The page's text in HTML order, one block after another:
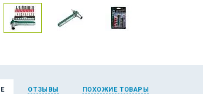
ОТЗЫВЫ ПОХОЖИЕ ТОВАРЫ